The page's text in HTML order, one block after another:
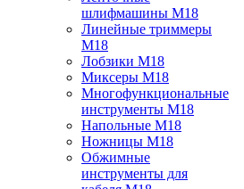
шлифмашины M18
Линейные триммеры
M18
Лобзики M18
Миксеры M18
Многофункциональные
инструменты M18
Напольные M18
Ножницы M18
Обжимные
инструменты для